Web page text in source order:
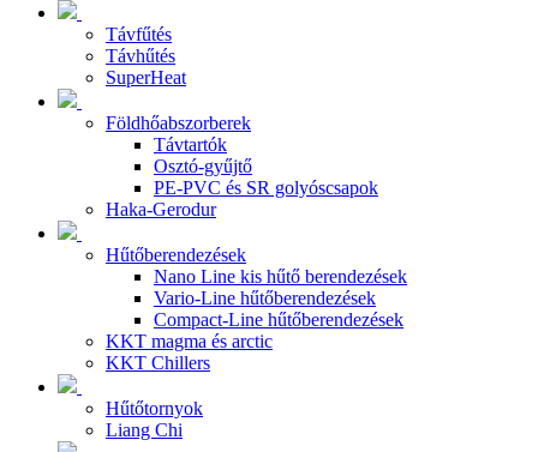
Távfűtés
Távhűtés
SuperHeat
Földhőabszorberek
Távtartók
Osztó-gyűjtő
PE-PVC és SR golyóscsapok
Haka-Gerodur
Hűtőberendezések
Nano Line kis hűtő berendezések
Vario-Line hűtőberendezések
Compact-Line hűtőberendezések
KKT magma és arctic
KKT Chillers
Hűtőtornyok
Liang Chi